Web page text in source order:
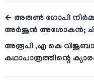
← അരുൺ ഗോപി
അർജുൻ അശോകൻ;
അരൂപി ,എ കെ
കഥാപാത്രത്തിന്റെ